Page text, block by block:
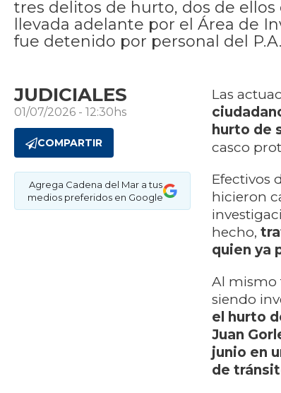
tres delitos de hurto, dos de ellos
llevada adelante por el Área de
fue detenido por personal del
JUDICIALES
01/07/2026 - 12:30hs
COMPARTIR
Agrega Cadena del Mar a tus
medios preferidos en Google
Las
hurto de
casco
Efectivos
hicieron
hecho,
quien ya
Al mismo
siendo
el hurto
Juan
junio en
de